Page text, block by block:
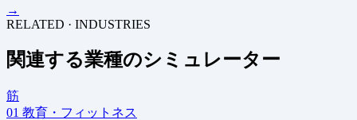
→
RELATED · INDUSTRIES
関連する業種のシミュレーター
筋
01 教育・フィットネス